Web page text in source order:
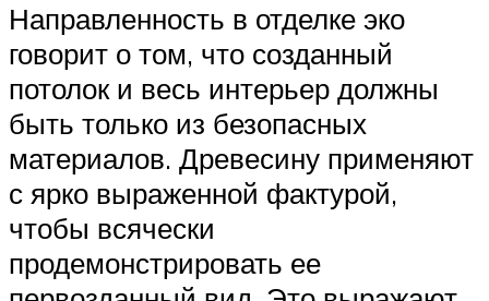
Направленность в отделке эко
говорит о том, что созданный
потолок и весь интерьер должны
быть только из безопасных
материалов. Древесину применяют
с ярко выраженной фактурой,
чтобы всячески
продемонстрировать ее